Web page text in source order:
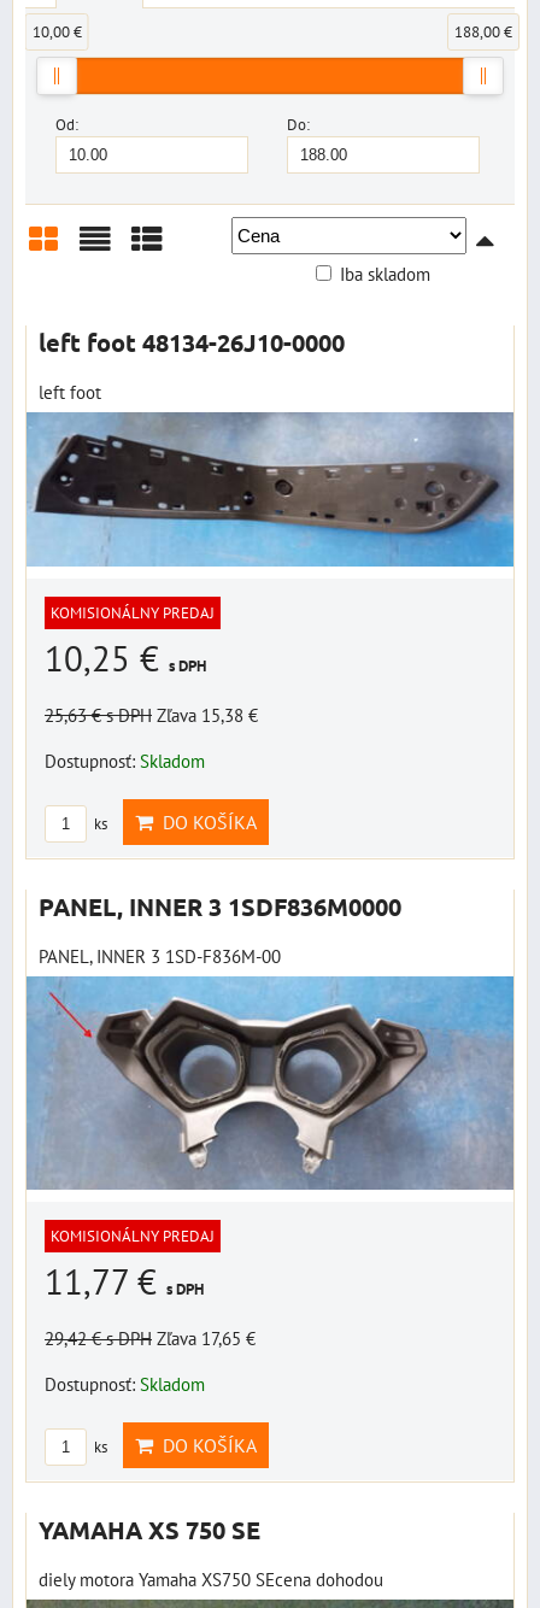
Od: Do:
10,00 € 188,00 €
Iba skladom
left foot 48134-26J10-0000
left foot
KOMISIONÁLNY PREDAJ
10,25 € s DPH
25,63 €s DPH Zľava 15,38 €
Dostupnosť: Skladom
ks DO KOŠÍKA
PANEL, INNER 3 1SDF836M0000
PANEL, INNER 3 1SD-F836M-00
KOMISIONÁLNY PREDAJ
11,77 € s DPH
29,42 €s DPH Zľava 17,65 €
Dostupnosť: Skladom
ks DO KOŠÍKA
YAMAHA XS 750 SE
diely motora Yamaha XS750 SEcena dohodou